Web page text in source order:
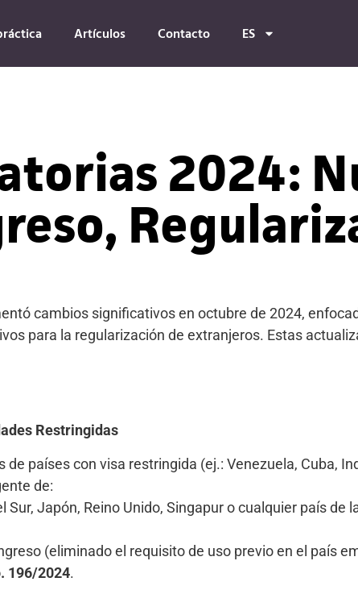
Artículos Contacto ES
2024:
cambios significativos en octubre de 2024,
para la regularización de extranjeros. Estas
Restringidas
de países con visa restringida (ej.: Venezuela, Cuba,
de:
Japón, Reino Unido, Singapur o cualquier país de
(eliminado el requisito de uso previo en el país
196/2024.